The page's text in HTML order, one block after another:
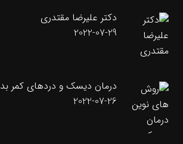
دکتر علیرضا مقتدری
2022-07-29
درمان دیسک و دردهای کمر
2022-07-26